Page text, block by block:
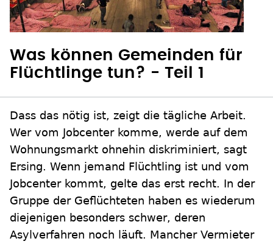
Was können Gemeinden für
Flüchtlinge tun? - Teil 1
Dass das nötig ist, zeigt die tägliche Arbeit.
Wer vom Jobcenter komme, werde auf dem
Wohnungsmarkt ohnehin diskriminiert, sagt
Ersing. Wenn jemand Flüchtling ist und vom
Jobcenter kommt, gelte das erst recht. In der
Gruppe der Geflüchteten haben es wiederum
diejenigen besonders schwer, deren
Asylverfahren noch läuft. Mancher Vermieter